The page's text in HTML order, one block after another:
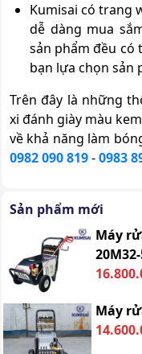
Kumisai có trang
dễ dàng mua
sản phẩm đều có
bạn lựa chọn sản
Trên đây là những
xi đánh giày màu
về khả năng làm
0982 090 819-0983
Sản phẩm mới
Máy
Máy